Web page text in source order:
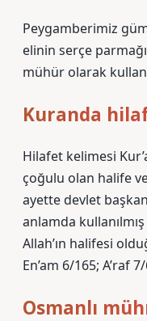
Peygamberimiz
elinin serçe
mühür olarak
Kuranda
Hilafet kelimesi
çoğulu olan halife
ayette devlet
anlamda
Allah’ın halifesi
En’am 6/165; A’raf
Osmanlı